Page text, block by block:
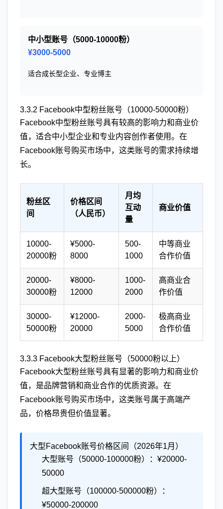
中小型账号（5000-10000粉）
¥3000-5000
适合成长型企业、专业博主
3.3.2 Facebook中型粉丝账号（10000-50000粉）
Facebook中型粉丝账号具有较高的影响力和商业价
值，适合中小型企业和专业内容创作者使用。在
Facebook账号购买市场中，这类账号的需求持续增
长。
粉丝区
间
价格区间
（人民币）
月均
互动
量
商业价值
10000-
20000粉
¥5000-
8000
500-
1000
中等商业
合作价值
20000-
30000粉
¥8000-
12000
1000-
2000
高商业合
作价值
30000-
50000粉
¥12000-
20000
2000-
5000
极高商业
合作价值
3.3.3 Facebook大型粉丝账号（50000粉以上）
Facebook大型粉丝账号具有显著的影响力和商业价
值，是品牌营销和商业合作的优质资源。在
Facebook账号购买市场中，这类账号属于高端产
品，价格昂贵但价值显著。
大型Facebook账号价格区间（2026年1月）
大型账号（50000-100000粉）：¥20000-
50000
超大型账号（100000-500000粉）：
¥50000-200000